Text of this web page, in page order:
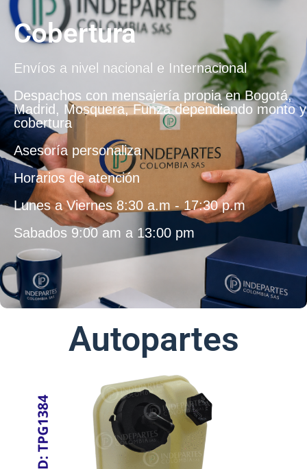
Cobertura
Envíos a nivel nacional e Internacional
Despachos con mensajería propia en Bogotá,
Madrid, Mosquera, Funza dependiendo monto y
cobertura
Asesoría personaliza
Horarios de atención
Lunes a Viernes 8:30 a.m - 17:30 p.m
Sabados 9:00 am a 13:00 pm
Autopartes